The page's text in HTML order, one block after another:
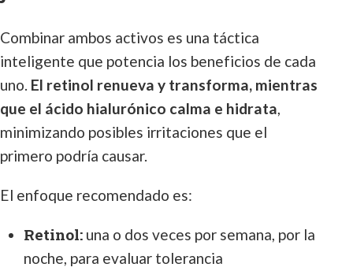
Combinar ambos activos es una táctica
inteligente que potencia los beneficios de cada
uno. El retinol renueva y transforma, mientras
que el ácido hialurónico calma e hidrata,
minimizando posibles irritaciones que el
primero podría causar.
El enfoque recomendado es:
Retinol: una o dos veces por semana, por la
noche, para evaluar tolerancia